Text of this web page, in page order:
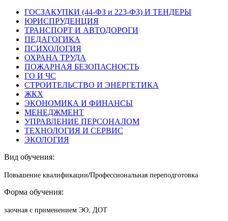
ГОСЗАКУПКИ (44-ФЗ и 223-ФЗ) И ТЕНДЕРЫ
ЮРИСПРУДЕНЦИЯ
ТРАНСПОРТ И АВТОДОРОГИ
ПЕДАГОГИКА
ПСИХОЛОГИЯ
ОХРАНА ТРУДА
ПОЖАРНАЯ БЕЗОПАСНОСТЬ
ГО И ЧС
СТРОИТЕЛЬСТВО И ЭНЕРГЕТИКА
ЖКХ
ЭКОНОМИКА И ФИНАНСЫ
МЕНЕДЖМЕНТ
УПРАВЛЕНИЕ ПЕРСОНАЛОМ
ТЕХНОЛОГИЯ И СЕРВИС
ЭКОЛОГИЯ
Вид обучения:
Повышение квалификации/Профессиональная переподготовка
Форма обучения:
заочная с применением ЭО, ДОТ